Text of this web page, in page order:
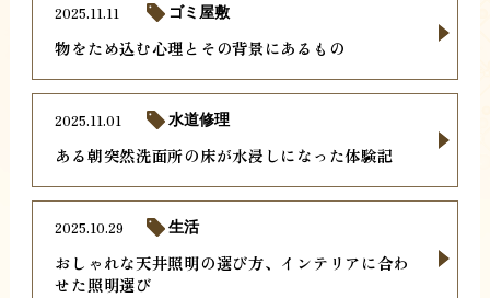
物をため込む心理とその背景にあるもの
2025.11.11 ゴミ屋敷
ある朝突然洗面所の床が水浸しになった体験記
2025.11.01 水道修理
おしゃれな天井照明の選び方、インテリアに合わ
せた照明選び
2025.10.29 生活